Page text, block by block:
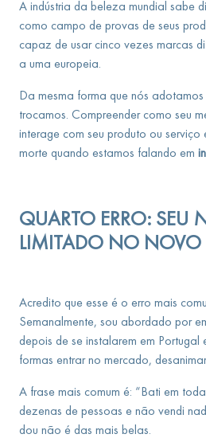
A indústria da beleza mundial sabe
como campo de provas de seus
capaz de usar cinco vezes marcas
a uma europeia.
Da mesma forma que nós
trocamos. Compreender como seu
interage com seu produto ou
morte quando estamos falando em
QUARTO ERRO: SEU
LIMITADO NO NOVO
Acredito que esse é o erro mais
Semanalmente, sou abordado por
depois de se instalarem em Portugal
formas entrar no mercado,
A frase mais comum é: “Bati em
dezenas de pessoas e não vendi
dou não é das mais belas.